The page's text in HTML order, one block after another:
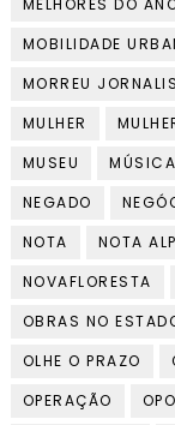
MELHORES DO
MOBILIDADE
MORREU
MULHER
MUSEU
MÚSICA
NEGADO
NOTA
NOTA
NOVAFLORESTA
OBRAS NO
OLHE O PRAZO
OPERAÇÃO